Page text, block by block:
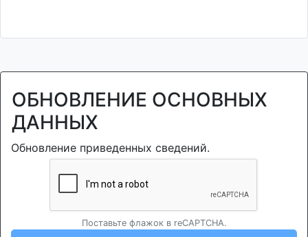
ОБНОВЛЕНИЕ ОСНОВНЫХ
ДАННЫХ
Обновление приведенных сведений.
Поставьте флажок в reCAPTCHA.